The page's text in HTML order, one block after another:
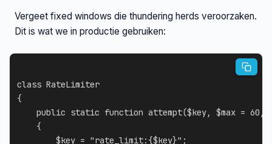
Vergeet fixed windows die thundering herds veroorzaken.
Dit is wat we in productie gebruiken:
class RateLimiter
{
public static function attempt($key, $max = 60 ,
{
$key = "rate_limit:{$key}" ;